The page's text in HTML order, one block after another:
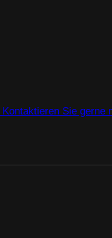
Kontaktieren Sie gerne